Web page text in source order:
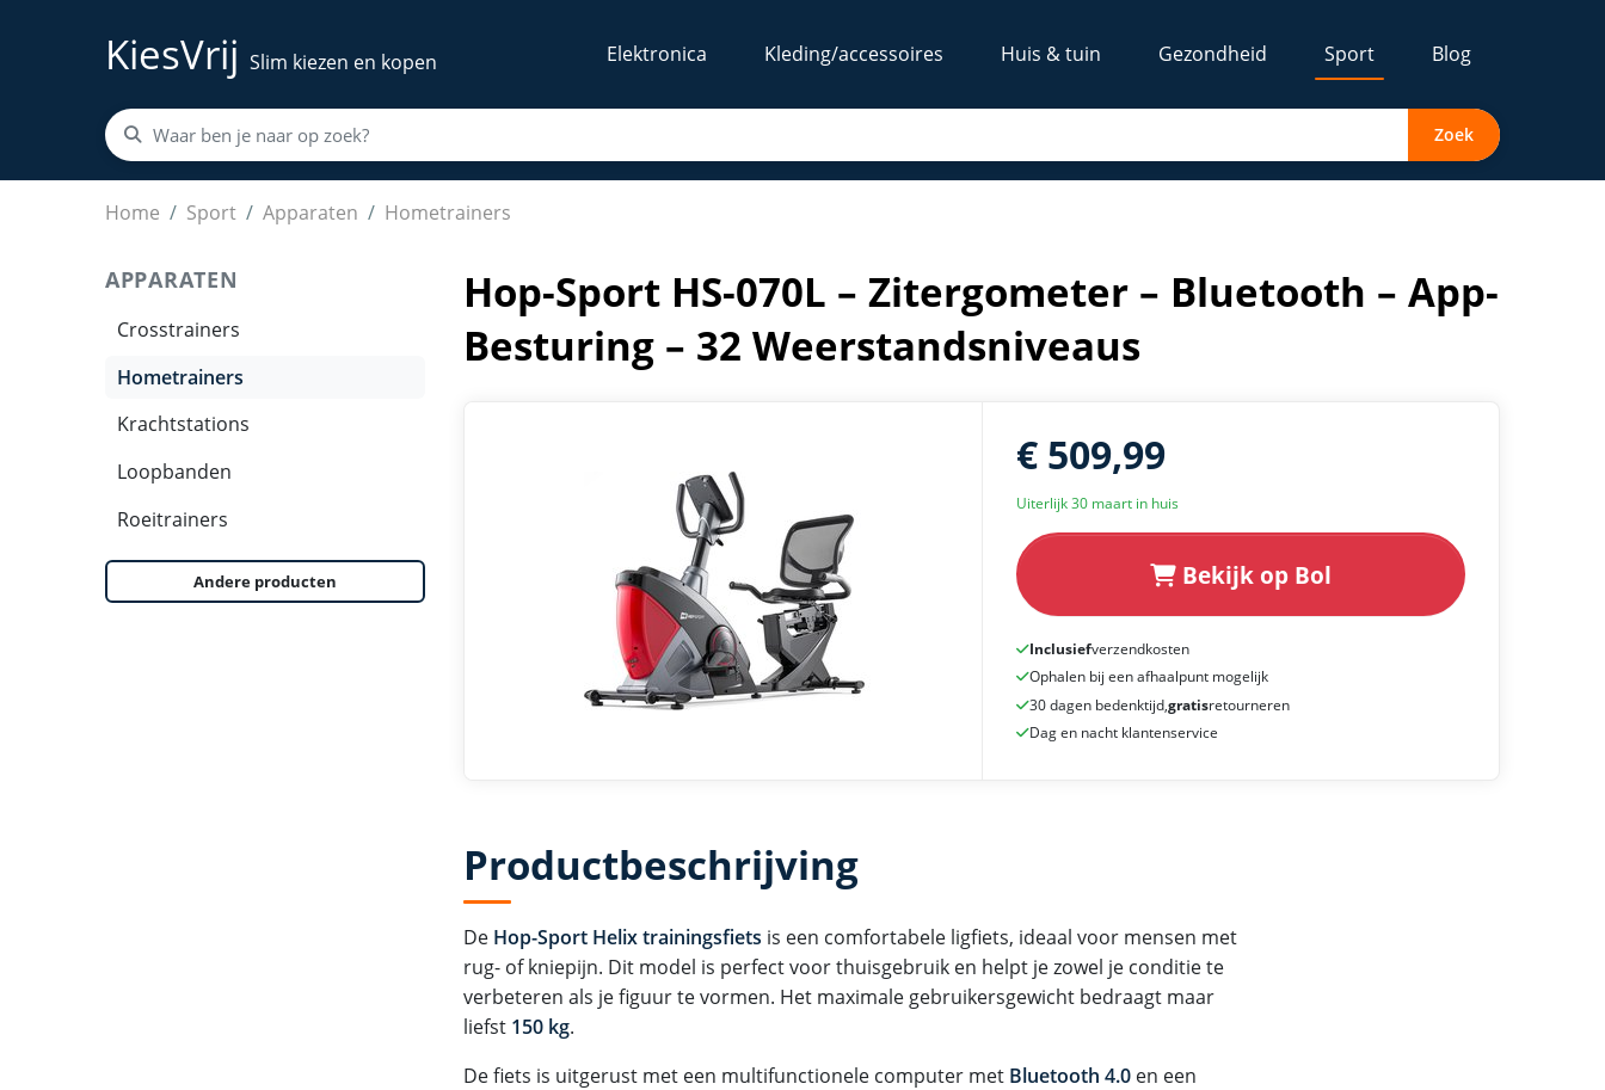
KiesVrij Slim kiezen en kopen Elektronica Kleding/accessoires Huis & tuin Gezondheid Sport Blog
Zoek
Home Sport Apparaten Hometrainers
Hop-Sport HS-070L – Zitergometer – Bluetooth – App-Besturing – 32 Weerstandsniveaus
APPARATEN
Crosstrainers
Hometrainers
Krachtstations
Loopbanden
Roeitrainers
Andere producten
Hop-Sport HS-070L – Zitergometer – Bluetooth – App-
Besturing – 32 Weerstandsniveaus
€ 509,99
Uiterlijk 30 maart in huis
Bekijk op Bol
Inclusiefverzendkosten
Ophalen bij een afhaalpunt mogelijk
30 dagen bedenktijd,gratisretourneren
Dag en nacht klantenservice
Productbeschrijving
De Hop-Sport Helix trainingsfiets is een comfortabele ligfiets, ideaal voor mensen met
rug- of kniepijn. Dit model is perfect voor thuisgebruik en helpt je zowel je conditie te
verbeteren als je figuur te vormen. Het maximale gebruikersgewicht bedraagt maar
liefst 150 kg.
De fiets is uitgerust met een multifunctionele computer met Bluetooth 4.0 en een